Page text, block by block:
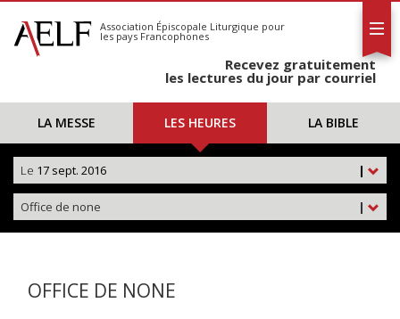
S'abonner
Calendrier
Association Épiscopale Liturgique pour
les pays Francophones
Recevez gratuitement
les lectures du jour par courriel
LA MESSE LES HEURES LA BIBLE
|
Le 17 sept. 2016
|
Office de none
OFFICE DE NONE